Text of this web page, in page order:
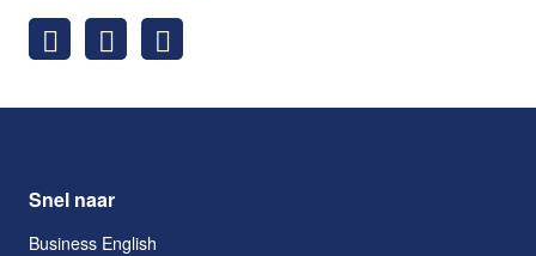
Snel naar
Business English